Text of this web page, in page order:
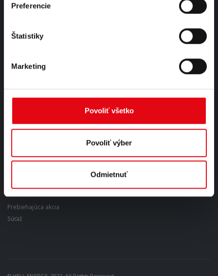
Preferencie
Štatistiky
Marketing
Povoliť všetko
Povoliť výber
Odmietnuť
VŠETKO O NÁKUPE
Ochrana osobných údajov
Najčastejšie otázky
AKTUÁLNE
Prebiehajúca akcia
Súťaž